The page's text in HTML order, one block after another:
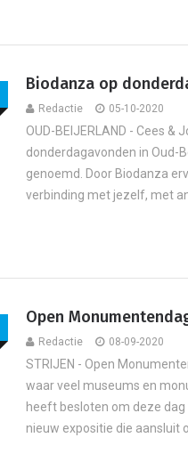
Biodanza op
Redactie 05-10-2020
OUD-BEIJERLAND - Cees
donderdagavonden in Oud-
genoemd. Door Biodanza
verbinding met jezelf, met
Open
Redactie 08-09-2020
STRIJEN - Open
waar veel museums en
heeft besloten om deze
nieuw expositie die aansluit